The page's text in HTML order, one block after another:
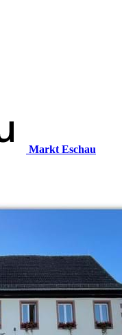
Markt Eschau